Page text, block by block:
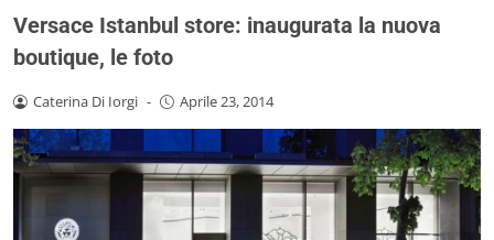
Versace Istanbul store: inaugurata la nuova
boutique, le foto
Caterina Di Iorgi - Aprile 23, 2014